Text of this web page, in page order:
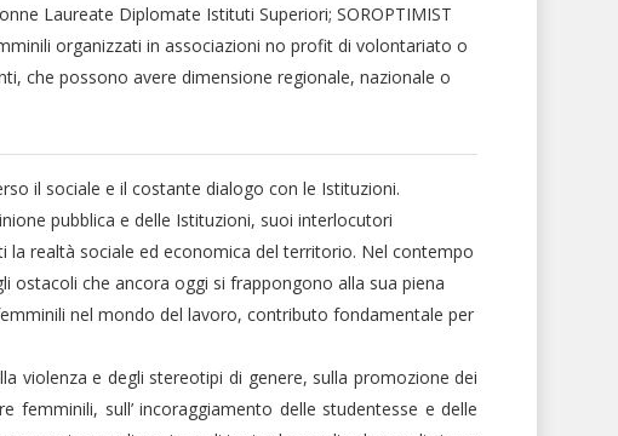
Laureate Diplomate Istituti Superiori; SOROPTIMIST
organizzati in associazioni no profit di volontariato o
che possono avere dimensione regionale, nazionale o
il sociale e il costante dialogo con le Istituzioni.
pubblica e delle Istituzioni, suoi interlocutori
realtà sociale ed economica del territorio. Nel contempo
ostacoli che ancora oggi si frappongono alla sua piena
nel mondo del lavoro, contributo fondamentale per
violenza e degli stereotipi di genere, sulla promozione dei
sull’ incoraggiamento delle studentesse e delle